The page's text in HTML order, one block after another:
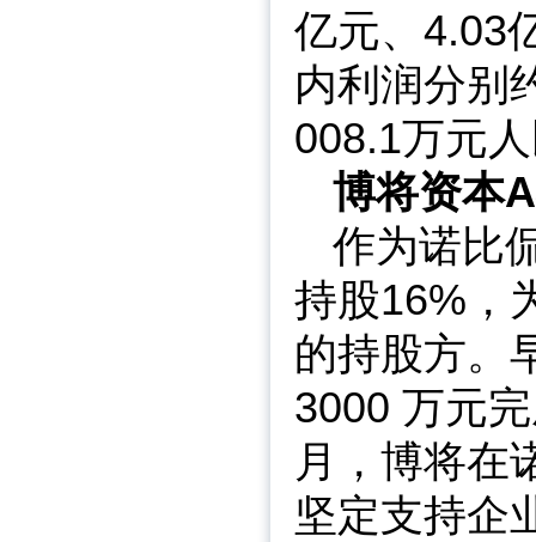
亿元、4.03
内利润分别
008.1万元
博将资本
作为诺比
持股16%，
的持股方。
3000 万元
月，博将在
坚定支持企